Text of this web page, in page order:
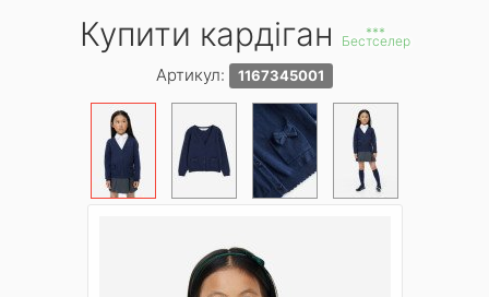
Купити кардіган ***
Бестселер
Артикул: 1167345001